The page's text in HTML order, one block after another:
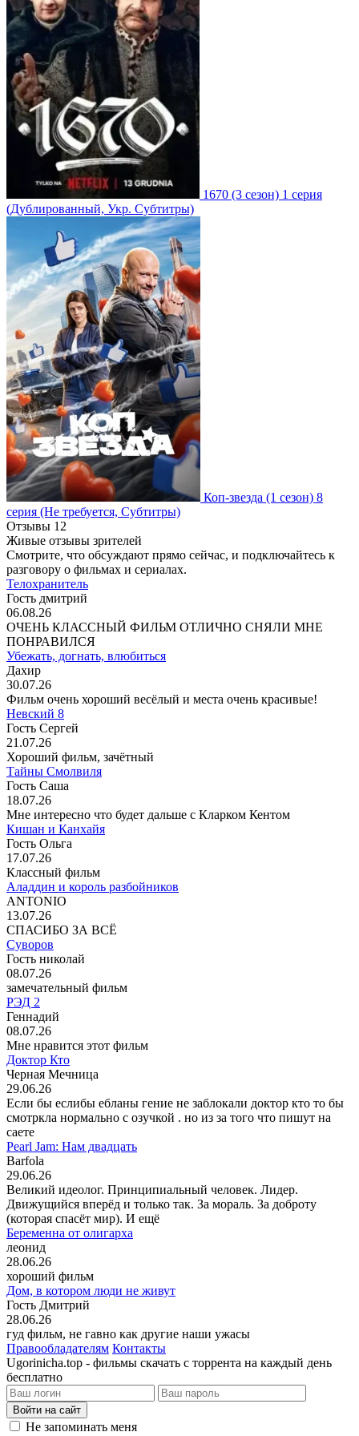
1670 (3 сезон) 1 серия
(Дублированный, Укр. Субтитры)
Коп-звезда (1 сезон) 8
серия (Не требуется, Субтитры)
Отзывы 12
Живые отзывы зрителей
Смотрите, что обсуждают прямо сейчас, и подключайтесь к
разговору о фильмах и сериалах.
Телохранитель
Гость дмитрий
06.08.26
ОЧЕНЬ КЛАССНЫЙ ФИЛЬМ ОТЛИЧНО СНЯЛИ МНЕ
ПОНРАВИЛСЯ
Убежать, догнать, влюбиться
Дахир
30.07.26
Фильм очень хороший весёлый и места очень красивые!
Невский 8
Гость Сергей
21.07.26
Хороший фильм, зачётный
Тайны Смолвиля
Гость Саша
18.07.26
Мне интересно что будет дальше с Кларком Кентом
Кишан и Канхайя
Гость Ольга
17.07.26
Классный фильм
Аладдин и король разбойников
ANTONIO
13.07.26
СПАСИБО ЗА ВСЁ
Суворов
Гость николай
08.07.26
замечательный фильм
РЭД 2
Геннадий
08.07.26
Мне нравится этот фильм
Доктор Кто
Черная Мечница
29.06.26
Если бы еслибы ебланы гение не заблокали доктор кто то бы
смотркла нормально с озучкой . но из за того что пишут на
саете
Pearl Jam: Нам двадцать
Barfola
29.06.26
Великий идеолог. Принципиальный человек. Лидер.
Движущийся вперёд и только так. За мораль. За доброту
(которая спасёт мир). И ещё
Беременна от олигарха
леонид
28.06.26
хороший фильм
Дом, в котором люди не живут
Гость Дмитрий
28.06.26
гуд фильм, не гавно как другие наши ужасы
Правообладателям Контакты
Ugorinicha.top - фильмы скачать с торрента на каждый день
бесплатно
Войти на сайт
Не запоминать меня